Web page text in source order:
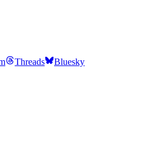
Threads Bluesky